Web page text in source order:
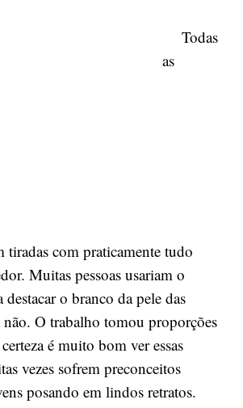
Todas
as
tiradas com praticamente tudo
Muitas pessoas usariam o
o branco da pele das
não. O trabalho tomou proporções
é muito bom ver essas
vezes sofrem preconceitos
posando em lindos retratos.